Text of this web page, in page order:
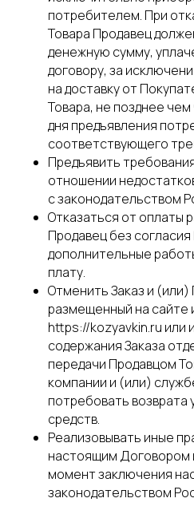
потребителем. При
Товара Продавец
денежную сумму,
договору, за
на доставку от
Товара, не позднее
дня предъявления
соответствующего
Предъявить
отношении
с законодательством
Отказаться от оплаты
Продавец без
дополнительные
плату.
Отменить Заказ и (или)
размещенный на сайте
https://kozyavkin.ru или
содержания Заказа
передачи Продавцом
компании и (или)
потребовать
средств.
Реализовывать иные
настоящим Договором
момент заключения
законодательством